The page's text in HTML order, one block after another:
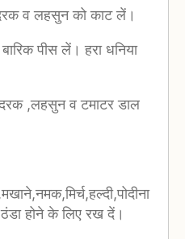
व लहसुन को काट लें।
पीस लें। हरा धनिया
,लहसुन व टमाटर डाल
होने के लिए रख दें।